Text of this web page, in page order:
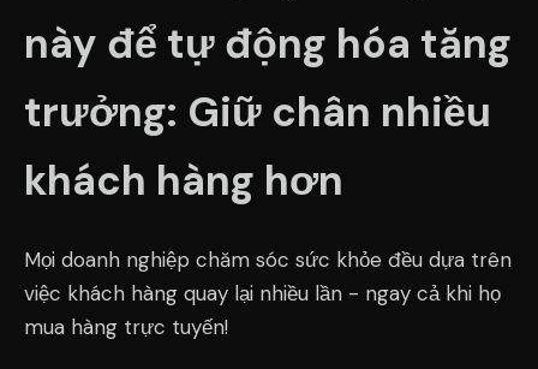
này để tự động hóa tăng
trưởng: Giữ chân nhiều
khách hàng hơn
Mọi doanh nghiệp chăm sóc sức khỏe đều dựa trên
việc khách hàng quay lại nhiều lần - ngay cả khi họ
mua hàng trực tuyến!